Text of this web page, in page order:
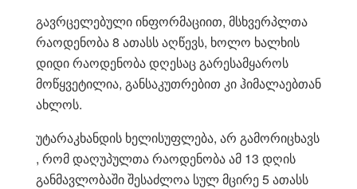
გავრცელებული ინფორმაციით, მსხვერპლთა
რაოდენობა 8 ათასს აღწევს, ხოლო ხალხის
დიდი რაოდენობა დღესაც გარესამყაროს
მოწყვეტილია, განსაკუთრებით კი ჰიმალაებთან
ახლოს.
უტარაკხანდის ხელისუფლება, არ გამორიცხავს
, რომ დაღუპულთა რაოდენობა ამ 13 დღის
განმავლობაში შესაძლოა სულ მცირე 5 ათასს